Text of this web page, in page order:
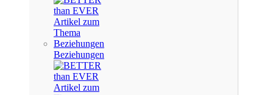
Beziehungen